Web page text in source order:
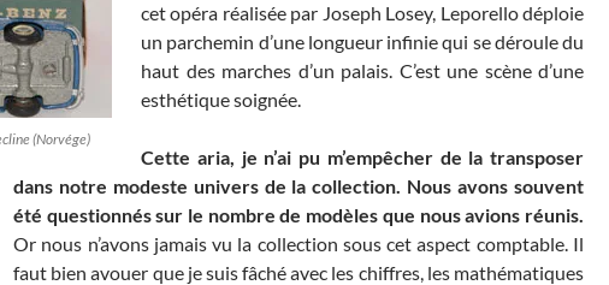
(Norvége)
cet opéra réalisée par Joseph Losey, Leporello déploie
un parchemin d’une longueur infinie qui se déroule du
haut des marches d’un palais. C’est une scène d’une
esthétique soignée.
Cette aria, je n’ai pu m’empêcher de la transposer
dans notre modeste univers de la collection. Nous avons souvent
été questionnés sur le nombre de modèles que nous avions réunis.
Or nous n’avons jamais vu la collection sous cet aspect comptable. Il
faut bien avouer que je suis fâché avec les chiffres, les mathématiques